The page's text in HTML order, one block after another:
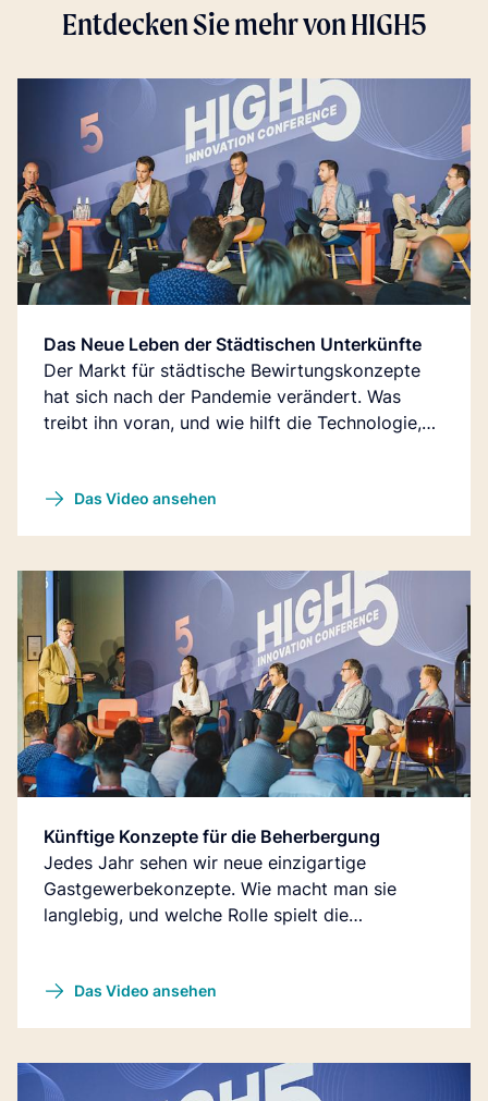
Entdecken Sie mehr von HIGH5
Das Neue Leben der Städtischen Unterkünfte
Der Markt für städtische Bewirtungskonzepte
hat sich nach der Pandemie verändert. Was
treibt ihn voran, und wie hilft die Technologie,
Das Video ansehen
Künftige Konzepte für die Beherbergung
Jedes Jahr sehen wir neue einzigartige
Gastgewerbekonzepte. Wie macht man sie
langlebig, und welche Rolle spielt die
Das Video ansehen